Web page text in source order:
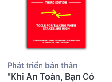
Phát triển bản thân
"Khi An Toàn, Bạn Có